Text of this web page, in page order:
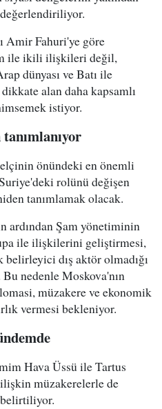
Amir Fahuri'ye göre
ile ikili ilişkileri değil,
dünyası ve Batı ile
alan daha kapsamlı
istiyor.
önündeki en önemli
rolünü değişen
tanımlamak olacak.
ardından Şam yönetiminin
ile ilişkilerini geliştirmesi,
belirleyici dış aktör olmadığı
nedenle Moskova'nın
müzakere ve ekonomik
vermesi bekleniyor.
Hava Üssü ile Tartus
müzakerelerle de
belirtiliyor.